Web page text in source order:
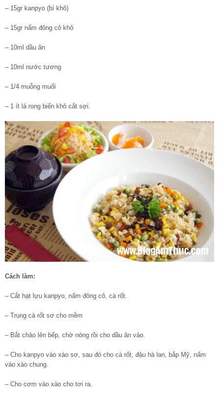
– 15gr kanpyo (bí khô)
– 15gr nấm đông cô khô
– 10ml dầu ăn
– 10ml nước tương
– 1/4 muỗng muối
– 1 ít lá rong biển khô cắt sợi.
Cách làm:
– Cắt hạt lựu kanpyo, nấm đông cô, cà rốt.
– Trụng cà rốt sơ cho mềm
– Bắt chảo lên bếp, chờ nóng rồi cho dầu ăn vào.
– Cho kanpyo vào xào sơ, sau đó cho cà rốt, đậu hà lan, bắp Mỹ, nấm
vào xào chung.
– Cho cơm vào xào cho tơi ra.